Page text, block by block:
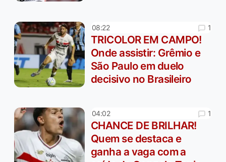
08:22 1
TRICOLOR EM CAMPO!
Onde assistir: Grêmio e
São Paulo em duelo
decisivo no Brasileiro
04:02 1
CHANCE DE BRILHAR!
Quem se destaca e
ganha a vaga com a